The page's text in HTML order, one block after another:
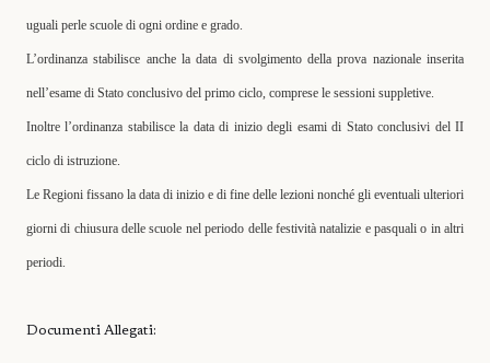
uguali perle scuole di ogni ordine e grado.
L’ordinanza stabilisce anche la data di svolgimento della prova nazionale inserita
nell’esame di Stato conclusivo del primo ciclo, comprese le sessioni suppletive.
Inoltre l’ordinanza stabilisce la data di inizio degli esami di Stato conclusivi del II
ciclo di istruzione.
Le Regioni fissano la data di inizio e di fine delle lezioni nonché gli eventuali ulteriori
giorni di chiusura delle scuole nel periodo delle festività natalizie e pasquali o in altri
periodi.
Documenti Allegati: